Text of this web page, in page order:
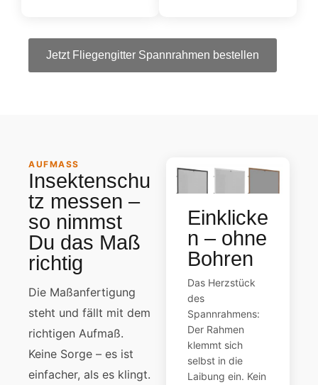
Jetzt Fliegengitter Spannrahmen bestellen
AUFMASS
Insektenschu
tz messen –
so nimmst
Du das Maß
richtig
Die Maßanfertigung
steht und fällt mit dem
richtigen Aufmaß.
Keine Sorge – es ist
einfacher, als es klingt.
Einklicke
n – ohne
Bohren
Das Herzstück
des
Spannrahmens:
Der Rahmen
klemmt sich
selbst in die
Laibung ein. Kein